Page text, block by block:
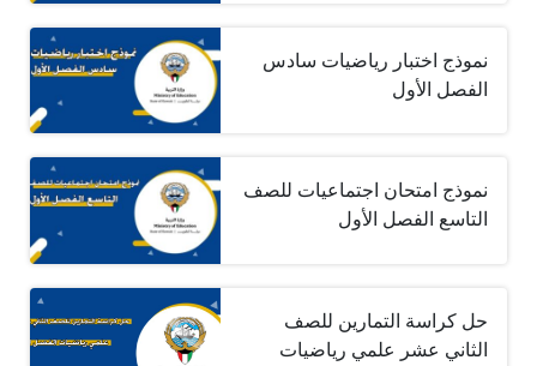
نموذج اختبار رياضيات سادس
الفصل الأول
نموذج امتحان اجتماعيات للصف
التاسع الفصل الأول
حل كراسة التمارين للصف
الثاني عشر علمي رياضيات